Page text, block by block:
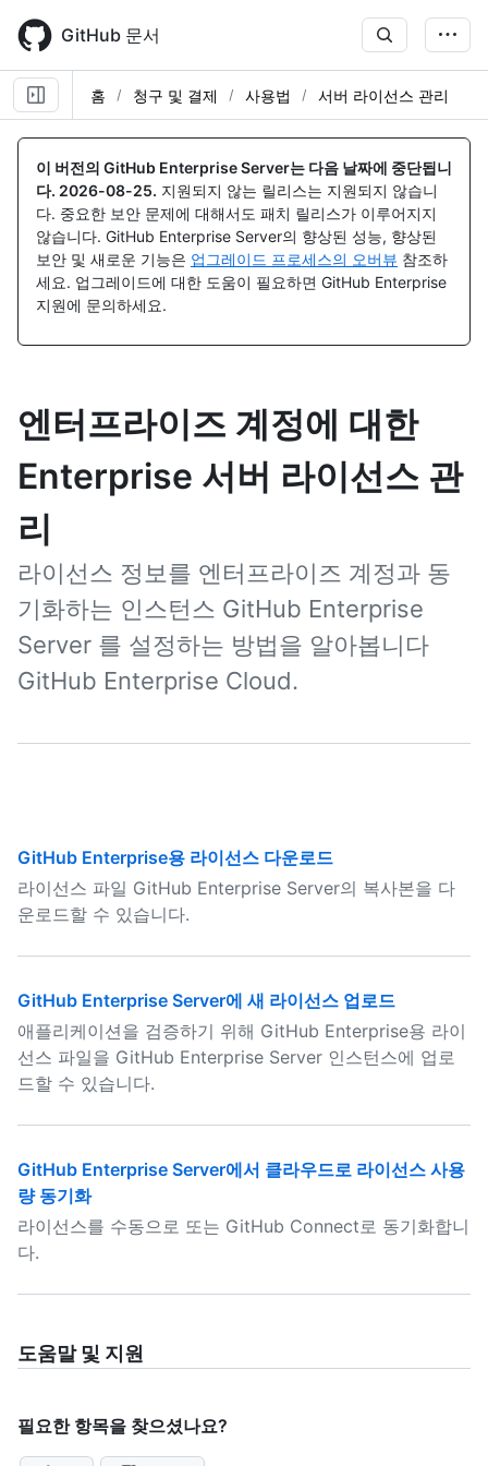
main
content
GitHub 문서
홈 청구 및 결제 사용법 서버 라이선스 관리
이 버전의 GitHub Enterprise Server는 다음 날짜에 중단됩니
다. 2026-08-25. 지원되지 않는 릴리스는 지원되지 않습니
다. 중요한 보안 문제에 대해서도 패치 릴리스가 이루어지지
않습니다. GitHub Enterprise Server의 향상된 성능, 향상된
보안 및 새로운 기능은 업그레이드 프로세스의 오버뷰 참조하
세요. 업그레이드에 대한 도움이 필요하면 GitHub Enterprise
지원에 문의하세요.
엔터프라이즈 계정에 대한
Enterprise 서버 라이선스 관
리
라이선스 정보를 엔터프라이즈 계정과 동
기화하는 인스턴스 GitHub Enterprise
Server 를 설정하는 방법을 알아봅니다
GitHub Enterprise Cloud.
GitHub Enterprise용 라이선스 다운로드
라이선스 파일 GitHub Enterprise Server의 복사본을 다
운로드할 수 있습니다.
GitHub Enterprise Server에 새 라이선스 업로드
애플리케이션을 검증하기 위해 GitHub Enterprise용 라이
선스 파일을 GitHub Enterprise Server 인스턴스에 업로
드할 수 있습니다.
GitHub Enterprise Server에서 클라우드로 라이선스 사용
량 동기화
라이선스를 수동으로 또는 GitHub Connect로 동기화합니
다.
도움말 및 지원
필요한 항목을 찾으셨나요?